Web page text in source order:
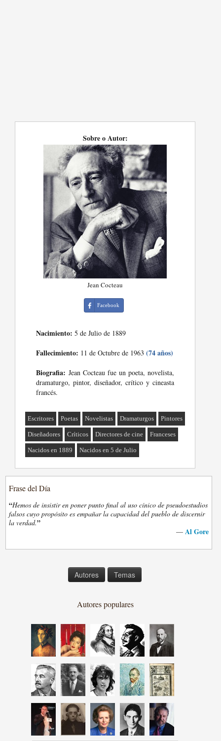
Sobre o Autor:
Jean Cocteau
Facebook
Nacimiento: 5 de Julio de 1889
Fallecimiento: 11 de Octubre de 1963(74 años)
Biografia: Jean Cocteau fue un poeta, novelista,
dramaturgo, pintor, diseñador, crítico y cineasta
francés.
Escritores Poetas Novelistas Dramaturgos Pintores
Diseñadores Críticos Directores de cine Franceses
Nacidos en 1889 Nacidos en 5 de Julio
Frase del Día
“Hemos de insistir en poner punto final al uso cínico de pseudoestudios
falsos cuyo propósito es empañar la capacidad del pueblo de discernir
la verdad.”
— Al Gore
Autores Temas
Autores populares